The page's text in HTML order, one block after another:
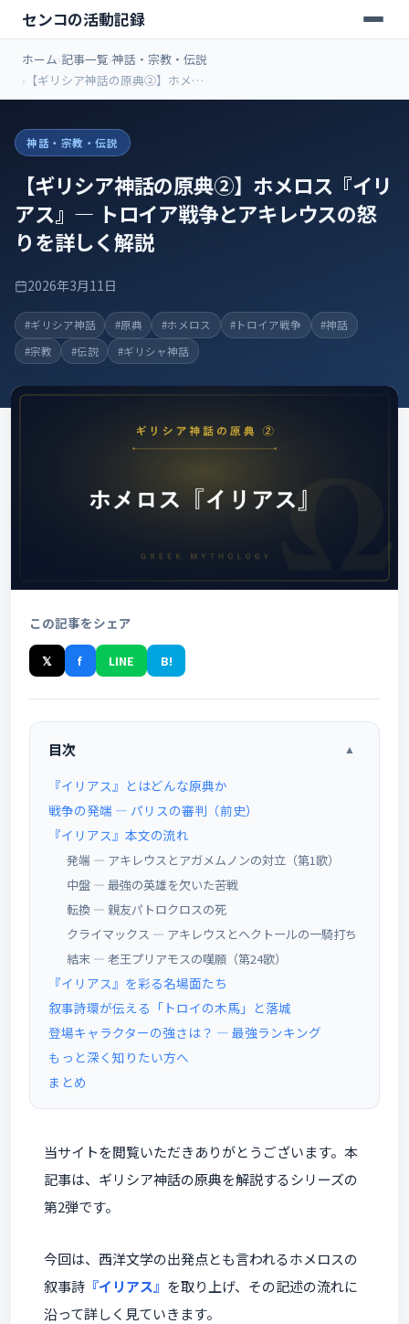
センコの活動記録
ホーム 記事一覧 神話・宗教・伝説
【ギリシア神話の原典②】ホメロ
ス『イリアス』― トロイア戦争と
神話・宗教・伝説
【ギリシア神話の原典②】ホメロス『イリ
アス』― トロイア戦争とアキレウスの怒
りを詳しく解説
2026年3月11日
#ギリシア神話 #原典 #ホメロス #トロイア戦争
#神話
#宗教
#伝説 #ギリシャ神話
この記事をシェア
𝕏 f LINE B!
目次 ▲
『イリアス』とはどんな原典か
戦争の発端 ― パリスの審判（前史）
『イリアス』本文の流れ
発端 ― アキレウスとアガメムノンの対立（第1歌）
中盤 ― 最強の英雄を欠いた苦戦
転換 ― 親友パトロクロスの死
クライマックス ― アキレウスとヘクトールの一騎打ち
結末 ― 老王プリアモスの嘆願（第24歌）
『イリアス』を彩る名場面たち
叙事詩環が伝える「トロイの木馬」と落城
登場キャラクターの強さは？ ― 最強ランキング
もっと深く知りたい方へ
まとめ
当サイトを閲覧いただきありがとうございます。本
記事は、ギリシア神話の原典を解説するシリーズの
第2弾です。
今回は、西洋文学の出発点とも言われるホメロスの
叙事詩 『イリアス』 を取り上げ、その記述の流れに
沿って詳しく見ていきます。